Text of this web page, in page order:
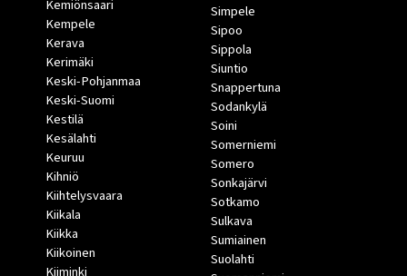
Kemiönsaari
Kempele
Kerava
Kerimäki
Keski-Pohjanmaa
Keski-Suomi
Kestilä
Kesälahti
Keuruu
Kihniö
Kiihtelysvaara
Kiikala
Kiikka
Kiikoinen
Kiiminki
Simpele
Sipoo
Sippola
Siuntio
Snappertuna
Sodankylä
Soini
Somerniemi
Somero
Sonkajärvi
Sotkamo
Sulkava
Sumiainen
Suolahti